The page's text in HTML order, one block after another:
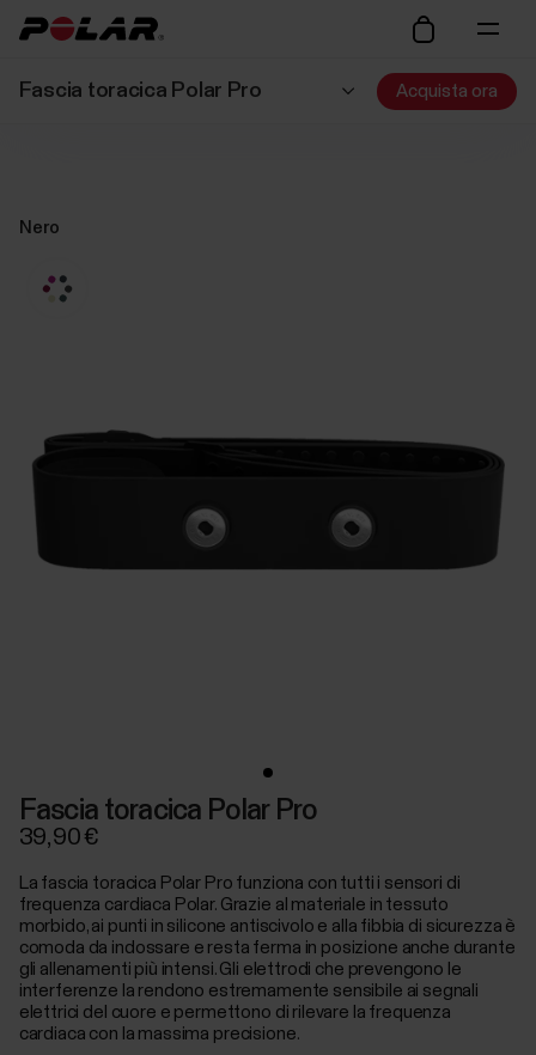
Fascia toracica Polar Pro Acquista ora
Nero
Fascia toracica Polar Pro
39,90 €
La fascia toracica Polar Pro funziona con tutti i sensori di
frequenza cardiaca Polar. Grazie al materiale in tessuto
morbido, ai punti in silicone antiscivolo e alla fibbia di sicurezza è
comoda da indossare e resta ferma in posizione anche durante
gli allenamenti più intensi. Gli elettrodi che prevengono le
interferenze la rendono estremamente sensibile ai segnali
elettrici del cuore e permettono di rilevare la frequenza
cardiaca con la massima precisione.